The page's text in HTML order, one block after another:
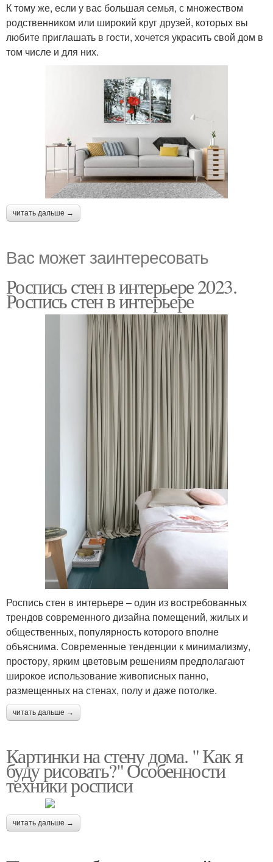
К тому же, если у вас большая семья, с множеством
родственником или широкий круг друзей, которых вы
любите приглашать в гости, хочется украсить свой дом в
том числе и для них.
читать дальше →
Вас может заинтересовать
Роспись стен в интерьере 2023.
Роспись стен в интерьере
Роспись стен в интерьере – один из востребованных
трендов современного дизайна помещений, жилых и
общественных, популярность которого вполне
объяснима. Современные тенденции к минимализму,
простору, ярким цветовым решениям предполагают
широкое использование живописных панно,
размещенных на стенах, полу и даже потолке.
читать дальше →
Картинки на стену дома. " Как я
буду рисовать?" Особенности
техники росписи
читать дальше →